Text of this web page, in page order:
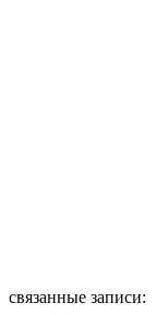
связанные записи: